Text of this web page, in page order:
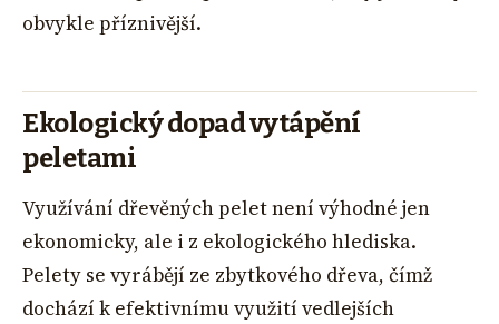
obvykle příznivější.
Ekologický dopad vytápění
peletami
Využívání dřevěných pelet není výhodné jen
ekonomicky, ale i z ekologického hlediska.
Pelety se vyrábějí ze zbytkového dřeva, čímž
dochází k efektivnímu využití vedlejších